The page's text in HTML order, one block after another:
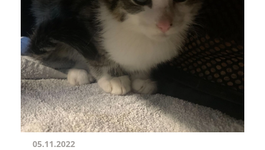
05.11.2022